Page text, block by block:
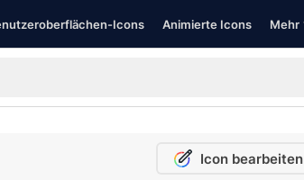
Icons Animierte Icons Mehr
Icon bearbeiten